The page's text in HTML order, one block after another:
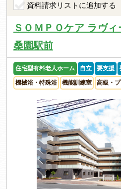
資料請求リストに追加する
ＳＯＭＰＯケア ラヴ
桑園駅前
住宅型有料老人ホーム 自立 要支援
機械浴・特殊浴 機能訓練室 高級・